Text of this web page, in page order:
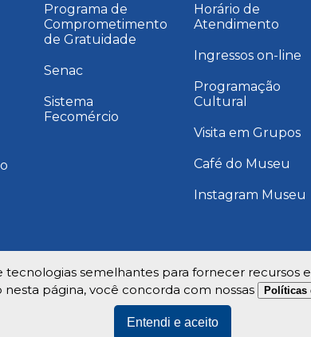
Programa de
Comprometimento
de Gratuidade
Senac
Sistema
Fecomércio
Horário de
Atendimento
Ingressos on-line
Programação
Cultural
Visita em Grupos
Café do Museu
Instagram Museu
tecnologias semelhantes para fornecer recursos
página, você concorda com nossas
Políticas
Entendi e aceito